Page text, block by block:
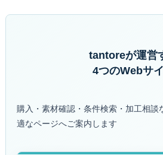
tantoreが運営
4つのWebサ
購入・素材確認・条件検索・加工相談
適なページへご案内します